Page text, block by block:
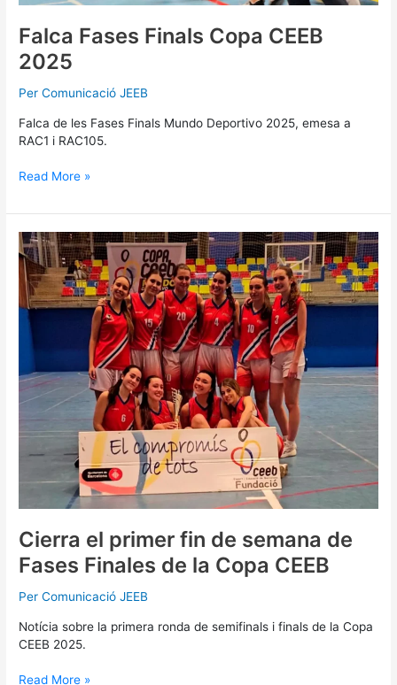
Falca Fases Finals Copa CEEB
2025
Per Comunicació JEEB
Falca de les Fases Finals Mundo Deportivo 2025, emesa a
RAC1 i RAC105.
Read More »
Cierra el primer fin de semana de
Fases Finales de la Copa CEEB
Per Comunicació JEEB
Notícia sobre la primera ronda de semifinals i finals de la Copa
CEEB 2025.
Cierra
el
primer
fin
de
semana
Finales
de
Copa
CEEB
Read More »